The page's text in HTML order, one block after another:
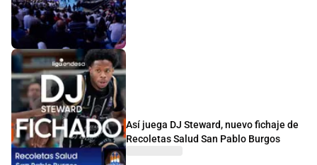
Así juega DJ Steward, nuevo fichaje de
Recoletas Salud San Pablo Burgos